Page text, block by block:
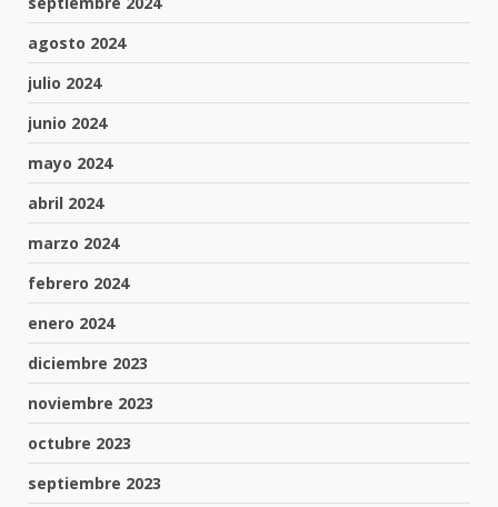
agosto 2024
julio 2024
junio 2024
mayo 2024
abril 2024
marzo 2024
febrero 2024
enero 2024
diciembre 2023
noviembre 2023
octubre 2023
septiembre 2023